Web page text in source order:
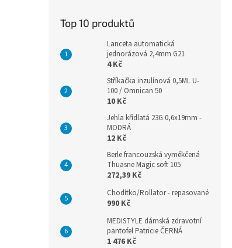
Top 10 produktů
Lanceta automatická
jednorázová 2,4mm G21
4 Kč
Stříkačka inzulínová 0,5ML U-
100 / Omnican 50
10 Kč
Jehla křídlatá 23G 0,6x19mm -
MODRÁ
12 Kč
Berle francouzská vyměkčená
Thuasne Magic soft 105
272,39 Kč
Chodítko/Rollator - repasované
990 Kč
MEDISTYLE dámská zdravotní
pantofel Patricie ČERNÁ
1 476 Kč